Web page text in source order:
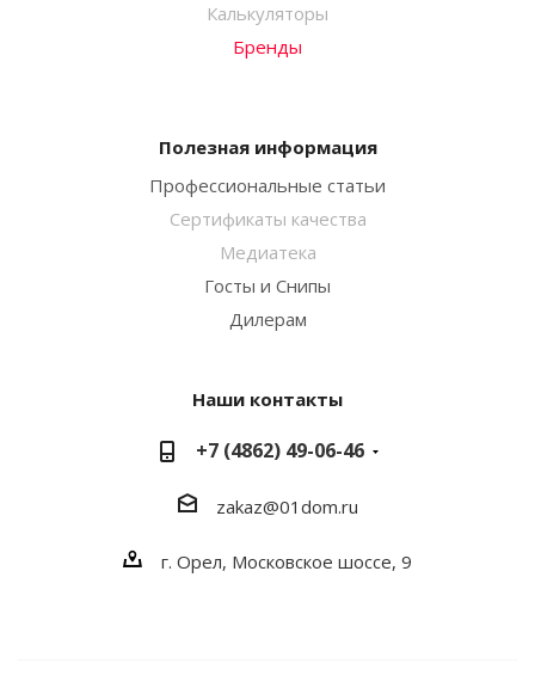
Калькуляторы
Бренды
Полезная информация
Профессиональные статьи
Сертификаты качества
Медиатека
Госты и Снипы
Дилерам
Наши контакты
+7 (4862) 49-06-46
zakaz@01dom.ru
г. Орел, Московское шоссе, 9